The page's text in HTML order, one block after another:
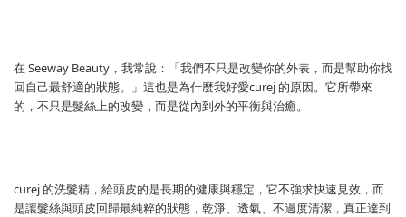
在 Seeway Beauty，我常說：「我們不只是改變你的外表，而是幫助你找
回自己最舒適的狀態。」這也是為什麼我好愛curej 的原因。它所帶來
的，不只是髮絲上的改變，而是從內到外的平衡與治癒。
curej 的洗髮精，給頭皮的是長期的健康與穩定，它不強求快速見效，而
是讓髮絲與頭皮回歸最純粹的狀態，乾淨、透氣、不過度清潔，真正達到